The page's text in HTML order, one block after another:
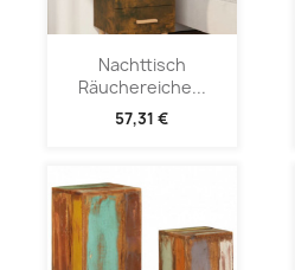
Nachttisch
Räuchereiche...
57,31 €